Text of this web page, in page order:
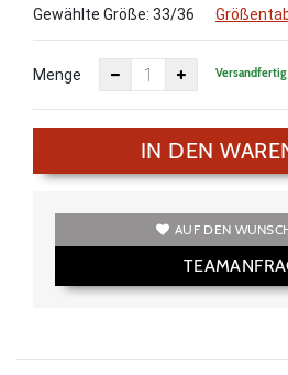
Gewählte Größe: 33/36
Menge
IN DEN
AUF DEN